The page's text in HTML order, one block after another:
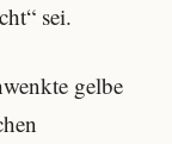
sei.
gelbe